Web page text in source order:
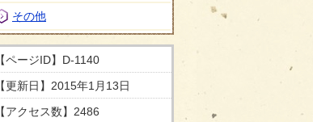
その他
【ページID】 D-1140
【更新日】 2015年1月13日
【アクセス数】 2486